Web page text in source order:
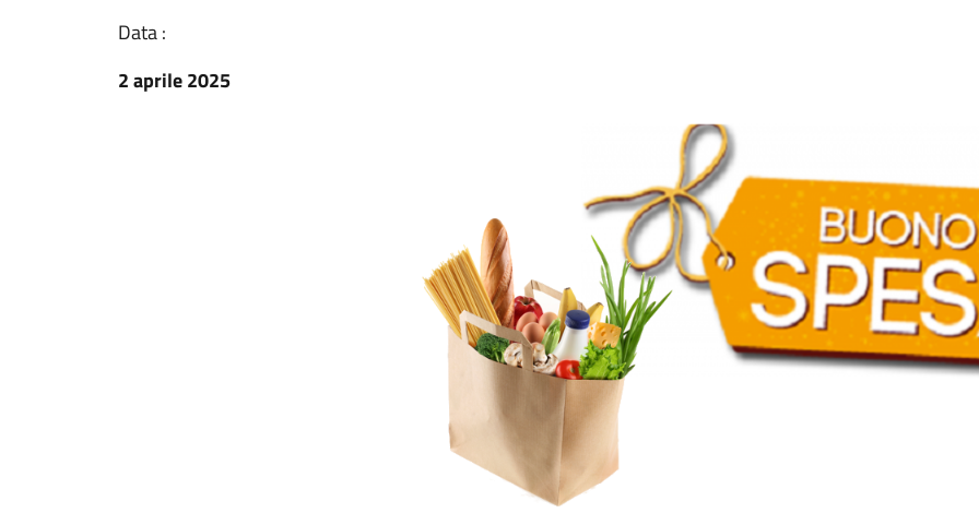
Data :
2 aprile 2025